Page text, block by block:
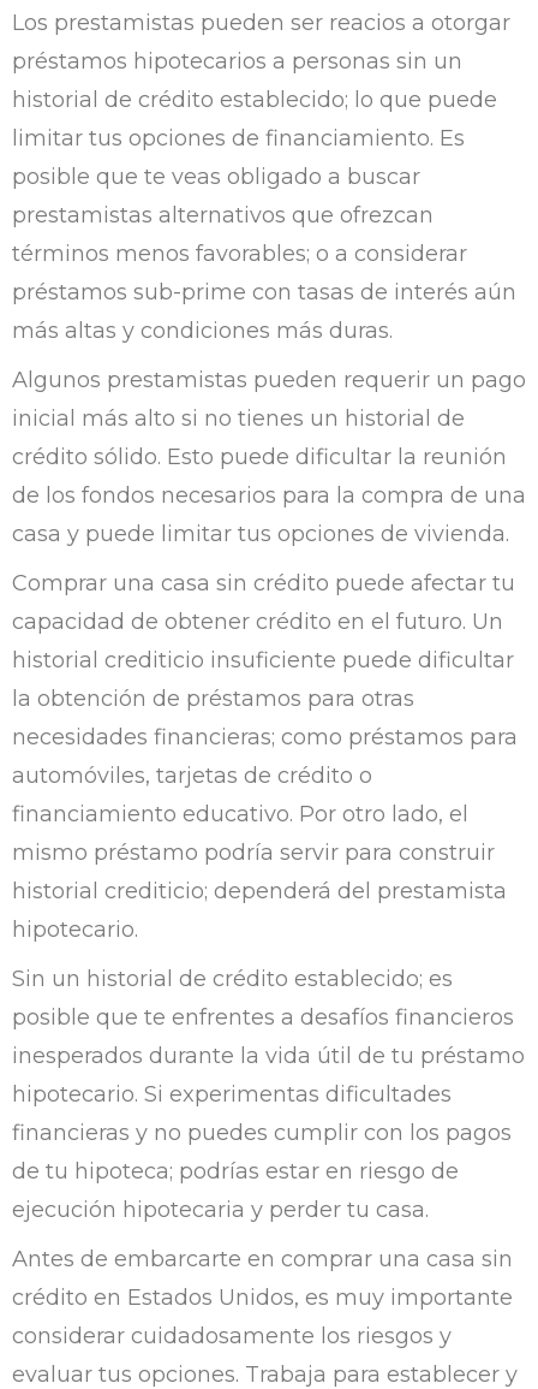
Los prestamistas pueden ser reacios a otorgar
préstamos hipotecarios a personas sin un
historial de crédito establecido; lo que puede
limitar tus opciones de financiamiento. Es
posible que te veas obligado a buscar
prestamistas alternativos que ofrezcan
términos menos favorables; o a considerar
préstamos sub-prime con tasas de interés aún
más altas y condiciones más duras.
Algunos prestamistas pueden requerir un pago
inicial más alto si no tienes un historial de
crédito sólido. Esto puede dificultar la reunión
de los fondos necesarios para la compra de una
casa y puede limitar tus opciones de vivienda.
Comprar una casa sin crédito puede afectar tu
capacidad de obtener crédito en el futuro. Un
historial crediticio insuficiente puede dificultar
la obtención de préstamos para otras
necesidades financieras; como préstamos para
automóviles, tarjetas de crédito o
financiamiento educativo. Por otro lado, el
mismo préstamo podría servir para construir
historial crediticio; dependerá del prestamista
hipotecario.
Sin un historial de crédito establecido; es
posible que te enfrentes a desafíos financieros
inesperados durante la vida útil de tu préstamo
hipotecario. Si experimentas dificultades
financieras y no puedes cumplir con los pagos
de tu hipoteca; podrías estar en riesgo de
ejecución hipotecaria y perder tu casa.
Antes de embarcarte en comprar una casa sin
crédito en Estados Unidos, es muy importante
considerar cuidadosamente los riesgos y
evaluar tus opciones. Trabaja para establecer y